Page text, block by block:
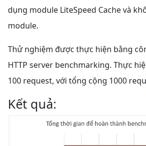
dụng module LiteSpeed Cache và
module.
Thử nghiệm được thực hiện bằng
HTTP server benchmarking. Thực
100 request, với tổng cộng 1000
Kết quả: